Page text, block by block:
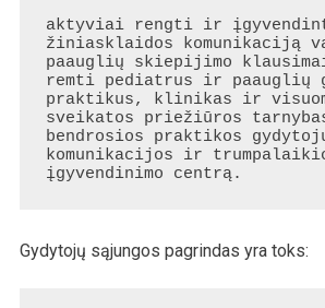
aktyviai rengti ir
žiniasklaidos komunikaciją
paauglių skiepijimo
remti pediatrus ir paauglių
praktikus, klinikas ir
sveikatos priežiūros
bendrosios praktikos
komunikacijos ir
įgyvendinimo centrą.
Gydytojų sąjungos pagrindas yra toks: